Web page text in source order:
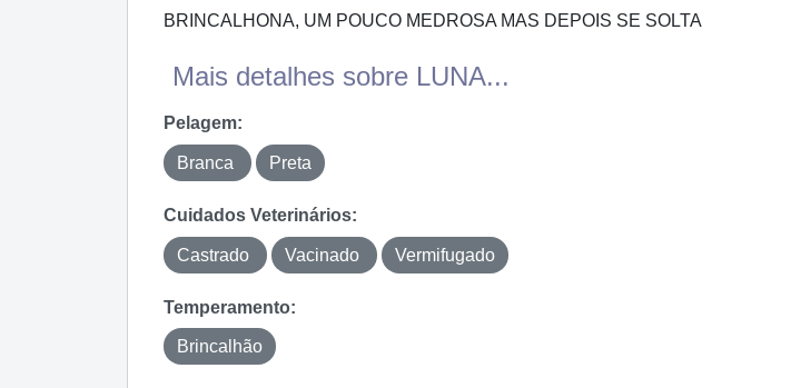
BRINCALHONA, UM POUCO MEDROSA MAS DEPOIS SE SOLTA
Mais detalhes sobre LUNA...
Pelagem:
Branca Preta
Cuidados Veterinários:
Castrado Vacinado Vermifugado
Temperamento:
Brincalhão